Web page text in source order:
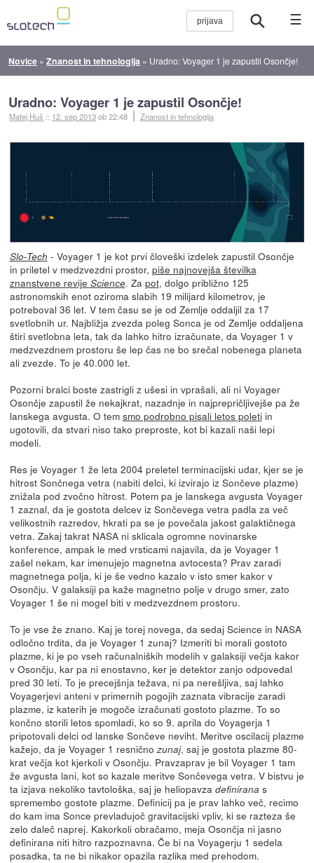
☰
Novice »Znanost in tehnologija » Uradno: Voyager 1 je zapustil Osončje!
Uradno: Voyager 1 je zapustil Osončje!
Matej Huš :: 12. sep 2013ob 22:48 Znanost in tehnologija
Slo-Tech - Voyager 1 je kot prvi človeški izdelek zapustil Osončje
in priletel v medzvezdni prostor, piše najnovejša številka
znanstvene revije Science. Za pot, dolgo približno 125
astronomskih enot oziroma slabih 19 milijard kilometrov, je
potreboval 36 let. V tem času se je od Zemlje oddaljil za 17
svetlobnih ur. Najbližja zvezda poleg Sonca je od Zemlje oddaljena
štiri svetlobna leta, tak da lahko hitro izračunate, da Voyager 1 v
medzvezdnem prostoru še lep čas ne bo srečal nobenega planeta
ali zvezde. To je 40.000 let.
Pozorni bralci boste zastrigli z ušesi in vprašali, ali ni Voyager
Osončje zapustil že nekajkrat, nazadnje in najprepričljivejše pa že
lanskega avgusta. O tem smo podrobno pisali letos poletiin
ugotovili, da stvari niso tako preproste, kot bi kazali naši lepi
modeli.
Res je Voyager 1 že leta 2004 preletel terminacijski udar, kjer se je
hitrost Sončnega vetra (nabiti delci, ki izvirajo iz Sončeve plazme)
znižala pod zvočno hitrost. Potem pa je lanskega avgusta Voyager
1 zaznal, da je gostota delcev iz Sončevega vetra padla za več
velikostnih razredov, hkrati pa se je povečala jakost galaktičnega
vetra. Zakaj takrat NASA ni sklicala ogromne novinarske
konference, ampak le med vrsticami najavila, da je Voyager 1
zašel nekam, kar imenujejo magnetna avtocesta? Prav zaradi
magnetnega polja, ki je še vedno kazalo v isto smer kakor v
Osončju. V galaksiji pa kaže magnetno polje v drugo smer, zato
Voyager 1 še ni mogel biti v medzvezdnem prostoru.
To je vse že znano. Kaj je torej novega, da sedaj Science in NASA
odločno trdita, da je Voyager 1 zunaj? Izmeriti bi morali gostoto
plazme, ki je po vseh računalniških modelih v galaksiji večja kakor
v Osončju, kar pa ni enostavno, ker je detektor zanjo odpovedal
pred 30 leti. To je precejšnja težava, ni pa nerešljiva, saj lahko
Voyagerjevi anteni v primernih pogojih zaznata vibracije zaradi
plazme, iz katerih je mogoče izračunati gostoto plazme. To so
končno storili letos spomladi, ko so 9. aprila do Voyagerja 1
pripotovali delci od lanske Sončeve neviht. Meritve oscilacij plazme
kažejo, da je Voyager 1 resnično zunaj, saj je gostota plazme 80-
krat večja kot kjerkoli v Osončju. Pravzaprav je bil Voyager 1 tam
že avgusta lani, kot so kazale meritve Sončevega vetra. V bistvu je
ta izjava nekoliko tavtološka, saj je heliopavza definirana s
spremembo gostote plazme. Definicij pa je prav lahko več, recimo
do kam ima Sonce prevladujoč gravitacijski vpliv, ki se razteza še
zelo daleč naprej. Kakorkoli obračamo, meja Osončja ni jasno
definirana niti hitro razpoznavna. Če bi na Voyagerju 1 sedela
posadka, ta ne bi nikakor opazila razlika med prehodom.